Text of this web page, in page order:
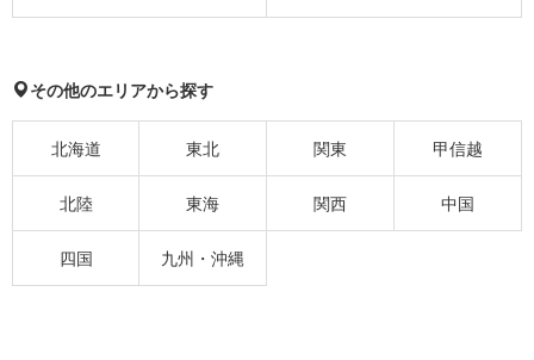
その他のエリアから探す
北海道 東北 関東 甲信越
北陸 東海 関西 中国
四国 九州・沖縄